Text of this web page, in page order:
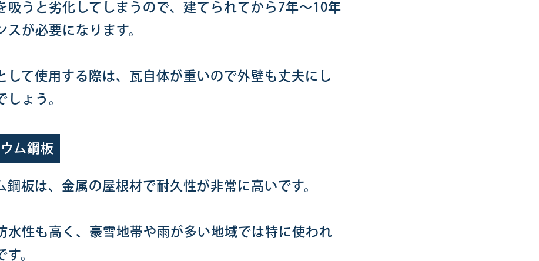
吸うと劣化してしまうので、建てられてから7年～10年
スが必要になります。
して使用する際は、瓦自体が重いので外壁も丈夫にし
しょう。
ム鋼板
鋼板は、金属の屋根材で耐久性が非常に高いです。
水性も高く、豪雪地帯や雨が多い地域では特に使われ
す。